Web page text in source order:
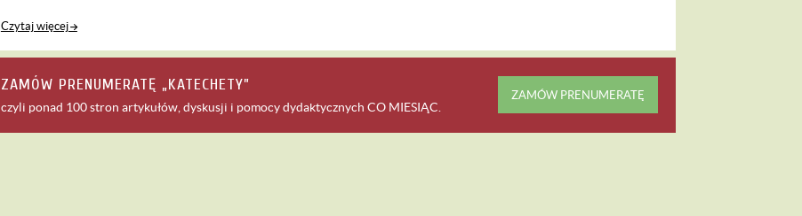
Czytaj więcej
ZAMÓW PRENUMERATĘ „KATECHETY”
czyli ponad 100 stron artykułów, dyskusji i pomocy dydaktycznych CO MIESIĄC
ZAMÓW PRENUMERATĘ